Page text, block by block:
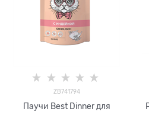
ZB741794
Паучи Best Dinner для